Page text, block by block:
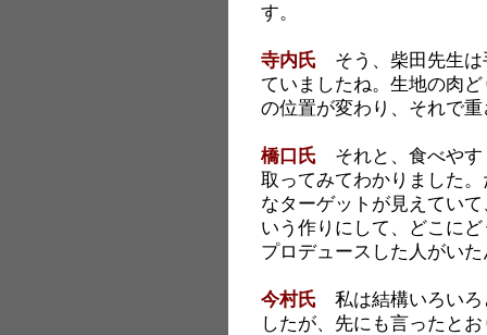
す。
寺内氏 そう、柴田先生は
ていましたね。生地の肉
の位置が変わり、それで
橋口氏 それと、食べやす
取ってみてわかりました
なターゲットが見えてい
いう作りにして、どこに
プロデュースした人がい
今村氏 私は結構いろいろ
したが、先にも言ったと